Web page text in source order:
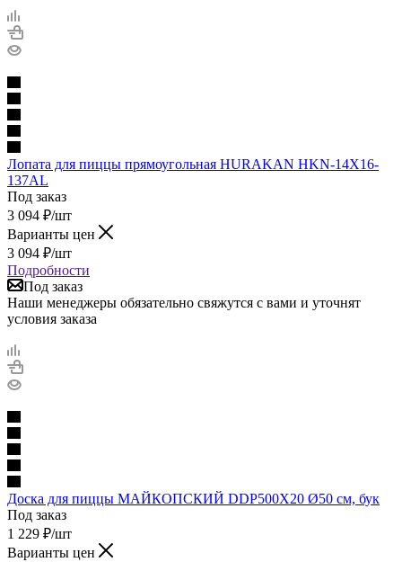
Лопата для пиццы прямоугольная HURAKAN HKN-14X16-
137AL
Под заказ
3 094 ₽/шт
Варианты цен
3 094 ₽/шт
Подробности
Под заказ
Наши менеджеры обязательно свяжутся с вами и уточнят
условия заказа
Доска для пиццы МАЙКОПСКИЙ DDP500X20 Ø50 см, бук
Под заказ
1 229 ₽/шт
Варианты цен